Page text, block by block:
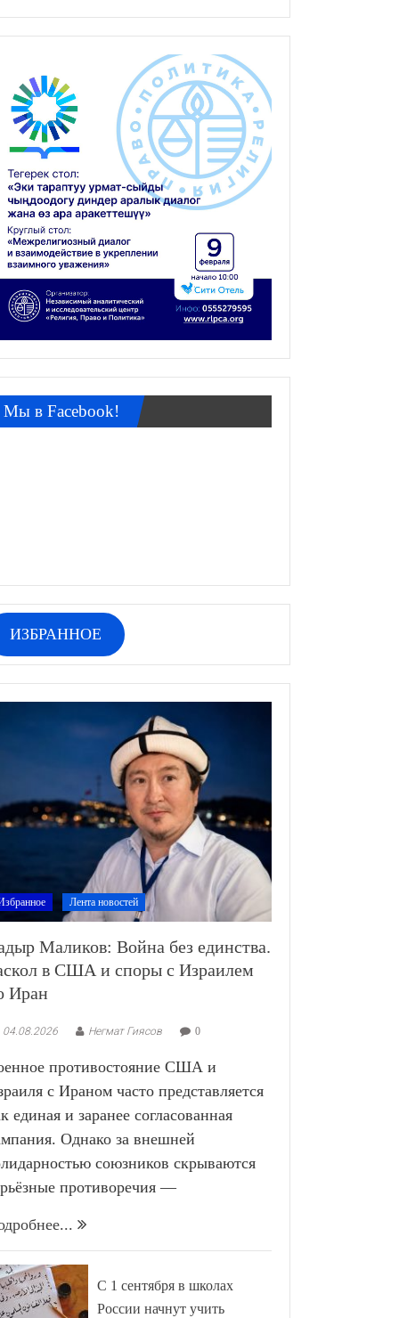
Мы в Facebook!
ИЗБРАННОЕ
Лента новостей
Маликов: Война без единства.
в США и споры с Израилем
Иран
04.08.2026 Негмат Гиясов 0
противостояние США и
с Ираном часто представляется
единая и заранее согласованная
Однако за внешней
союзников скрываются
противоречия —
С 1 сентября в школах
России начнут учить